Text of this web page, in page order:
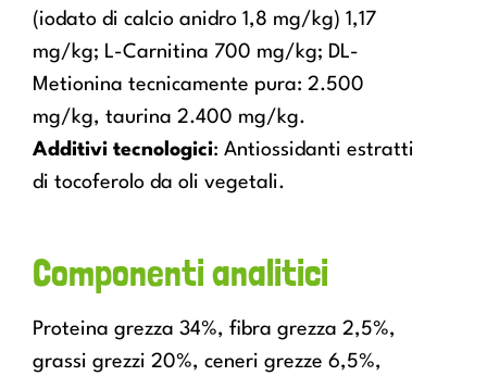
(iodato di calcio anidro 1,8 mg/kg) 1,17
mg/kg; L-Carnitina 700 mg/kg; DL-
Metionina tecnicamente pura: 2.500
mg/kg, taurina 2.400 mg/kg.
Additivi tecnologici: Antiossidanti estratti
di tocoferolo da oli vegetali.
Componenti analitici
Proteina grezza 34%, fibra grezza 2,5%,
grassi grezzi 20%, ceneri grezze 6,5%,